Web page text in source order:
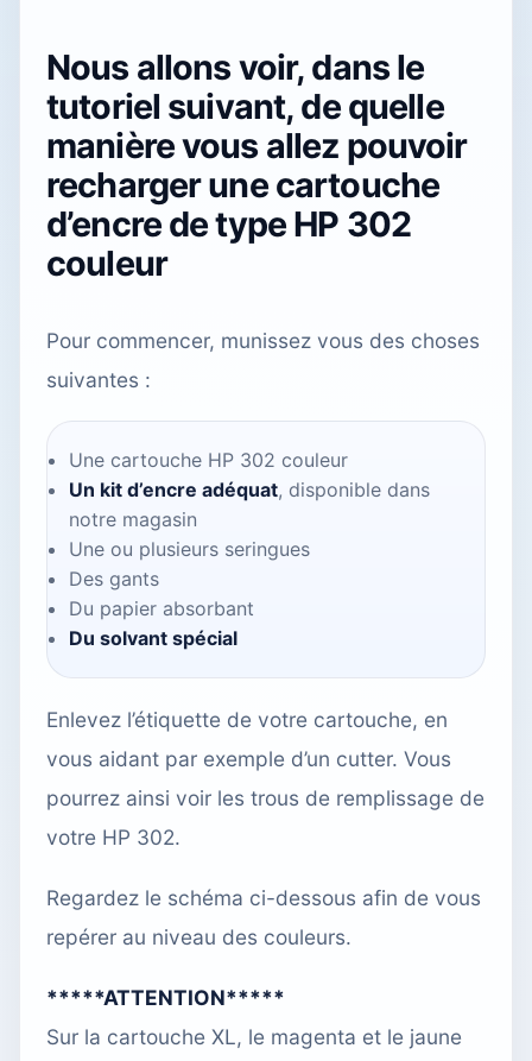
Nous allons voir, dans le
tutoriel suivant, de quelle
manière vous allez pouvoir
recharger une cartouche
d’encre de type HP 302
couleur
Pour commencer, munissez vous des choses
suivantes :
Une cartouche HP 302 couleur
Un kit d’encre adéquat, disponible dans
notre magasin
Une ou plusieurs seringues
Des gants
Du papier absorbant
Du solvant spécial
Enlevez l’étiquette de votre cartouche, en
vous aidant par exemple d’un cutter. Vous
pourrez ainsi voir les trous de remplissage de
votre HP 302.
Regardez le schéma ci-dessous afin de vous
repérer au niveau des couleurs.
*****ATTENTION*****
Sur la cartouche XL, le magenta et le jaune